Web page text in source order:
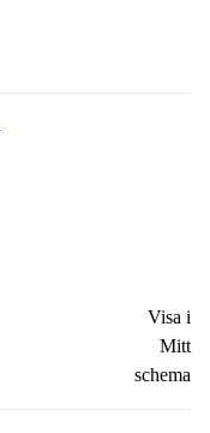
Visa i
Mitt
schema